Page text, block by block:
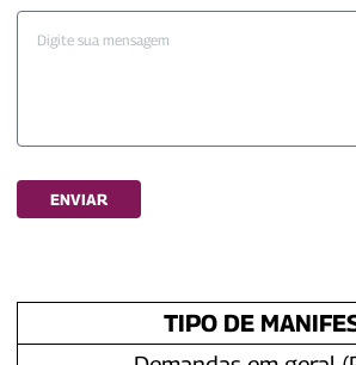
ENVIAR
TIPO DE